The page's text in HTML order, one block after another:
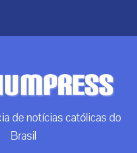
de notícias católicas do
Brasil